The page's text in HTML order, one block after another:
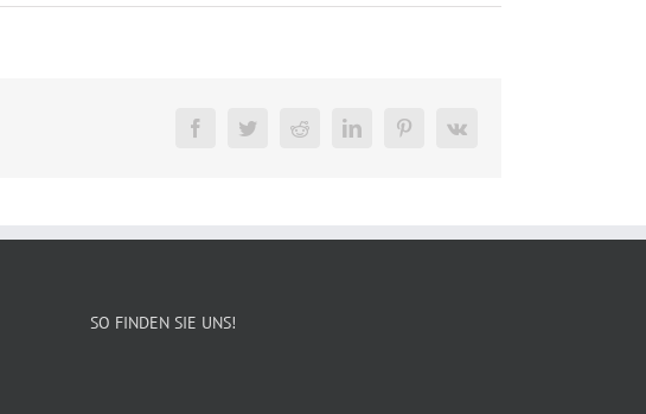
FacebookTwitterRedditLinkedInPinterestVk
SO FINDEN SIE UNS!